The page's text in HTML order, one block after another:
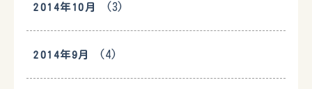
2014年10月 (3)
2014年9月 (4)